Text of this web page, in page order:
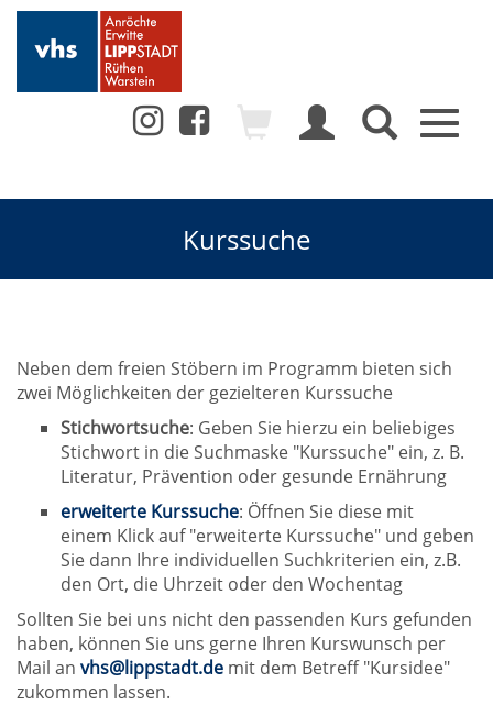
Toggle
Kurssuche
Neben dem freien Stöbern im Programm bieten sich
zwei Möglichkeiten der gezielteren Kurssuche
Stichwortsuche: Geben Sie hierzu ein beliebiges
Stichwort in die Suchmaske "Kurssuche" ein, z. B.
Literatur, Prävention oder gesunde Ernährung
erweiterte Kurssuche: Öffnen Sie diese mit
einem Klick auf "erweiterte Kurssuche" und geben
Sie dann Ihre individuellen Suchkriterien ein, z.B.
den Ort, die Uhrzeit oder den Wochentag
Sollten Sie bei uns nicht den passenden Kurs gefunden
haben, können Sie uns gerne Ihren Kurswunsch per
Mail an vhs@lippstadt.de mit dem Betreff "Kursidee"
zukommen lassen.